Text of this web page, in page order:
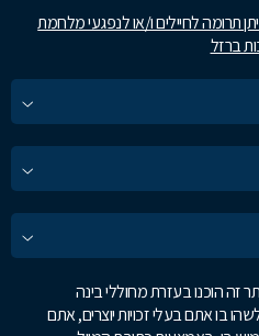
תרומה לחיילים ו/או לנפגעי מלחמת
ברזל
זה הוכנו בעזרת מחוללי בינה
בו אתם בעלי זכויות יוצרים, אתם